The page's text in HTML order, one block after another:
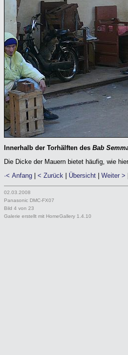
Innerhalb der Torhälften des Bab
Die Dicke der Mauern bietet häufig, wie
·< Anfang
< Zurück Übersicht Weiter >
02.03.2008
Panasonic DMC-FX07
Bild 4 von 23
Galerie erstellt mit HomeGallery 1.4.10